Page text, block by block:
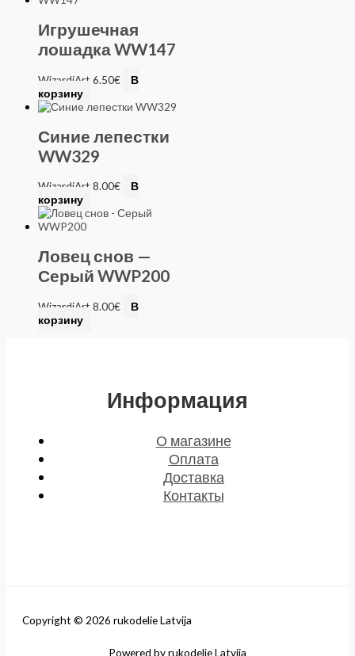
Игрушечная
лошадка WW147
WizardiArt 6.50€
В
корзину
Синие лепестки
WW329
WizardiArt 8.00€
В
корзину
Ловец снов —
Серый WWP200
WizardiArt 8.00€
В
корзину
Информация
О магазине
Оплата
Доставка
Контакты
Copyright © 2026 rukodelie Latvija
Powered by rukodelie Latvija